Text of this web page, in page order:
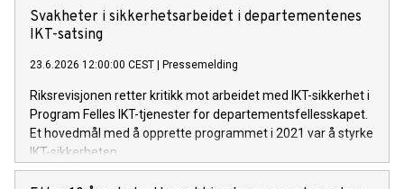
Svakheter i sikkerhetsarbeidet i departementenes
IKT-satsing
23.6.2026 12:00:00 CEST Pressemelding
Riksrevisjonen retter kritikk mot arbeidet med IKT-sikkerhet i
Program Felles IKT-tjenester for departementsfellesskapet.
Et hovedmål med å opprette programmet i 2021 var å styrke
IKT-sikkerheten.